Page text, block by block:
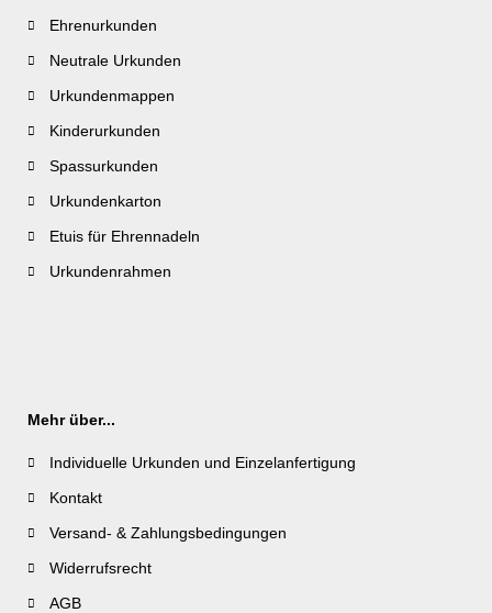
Ehrenurkunden
Neutrale Urkunden
Urkundenmappen
Kinderurkunden
Spassurkunden
Urkundenkarton
Etuis für Ehrennadeln
Urkundenrahmen
Mehr über...
Individuelle Urkunden und Einzelanfertigung
Kontakt
Versand- & Zahlungsbedingungen
Widerrufsrecht
AGB